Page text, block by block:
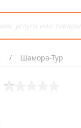
Шамора-Тур